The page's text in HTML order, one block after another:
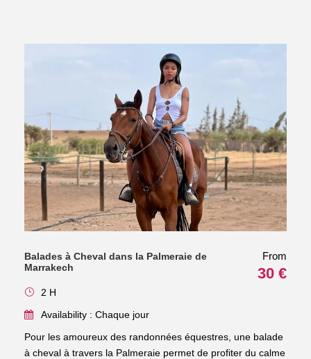
Balades à Cheval dans la Palmeraie de
Marrakech
From
30 €
2 H
Availability : Chaque jour
Pour les amoureux des randonnées équestres, une balade
à cheval à travers la Palmeraie permet de profiter du calme